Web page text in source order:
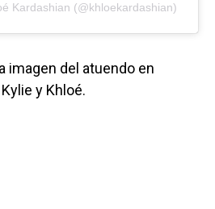
Kardashian (@khloekardashian)
imagen del atuendo en
y Khloé.